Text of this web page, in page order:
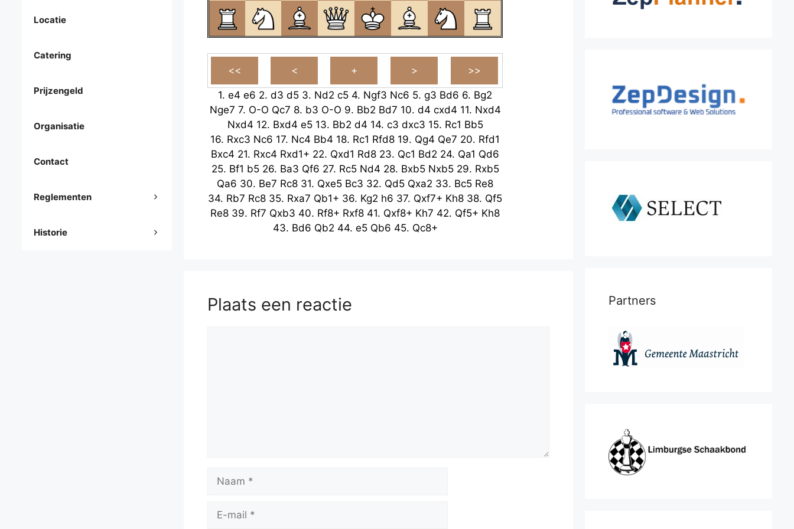
1. e4 e6 2. d3 d5 3. Nd2 c5 4. Ngf3 Nc6 5. g3 Bd6 6. Bg2
Nge7 7. O-O Qc7 8. b3 O-O 9. Bb2 Bd7 10. d4 cxd4 11. Nxd4
Nxd4 12. Bxd4 e5 13. Bb2 d4 14. c3 dxc3 15. Rc1 Bb5
16. Rxc3 Nc6 17. Nc4 Bb4 18. Rc1 Rfd8 19. Qg4 Qe7 20. Rfd1
Bxc4 21. Rxc4 Rxd1+ 22. Qxd1 Rd8 23. Qc1 Bd2 24. Qa1 Qd6
25. Bf1 b5 26. Ba3 Qf6 27. Rc5 Nd4 28. Bxb5 Nxb5 29. Rxb5
Qa6 30. Be7 Rc8 31. Qxe5 Bc3 32. Qd5 Qxa2 33. Bc5 Re8
34. Rb7 Rc8 35. Rxa7 Qb1+ 36. Kg2 h6 37. Qxf7+ Kh8 38. Qf5
Re8 39. Rf7 Qxb3 40. Rf8+ Rxf8 41. Qxf8+ Kh7 42. Qf5+ Kh8
43. Bd6 Qb2 44. e5 Qb6 45. Qc8+
Plaats een reactie
mail
Locatie
Catering
Prijzengeld
Organisatie
Contact
Reglementen
Historie
Partners